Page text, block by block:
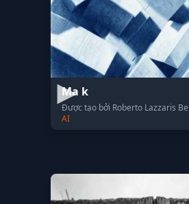
Ma k
Được tạo bởi Roberto Lazzaris
AI